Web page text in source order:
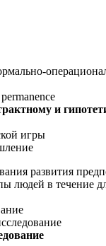
и
игры
развития
людей в течение